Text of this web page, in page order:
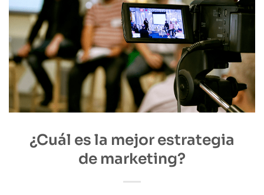
¿Cuál es la mejor estrategia
de marketing?